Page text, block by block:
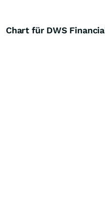
Chart für DWS